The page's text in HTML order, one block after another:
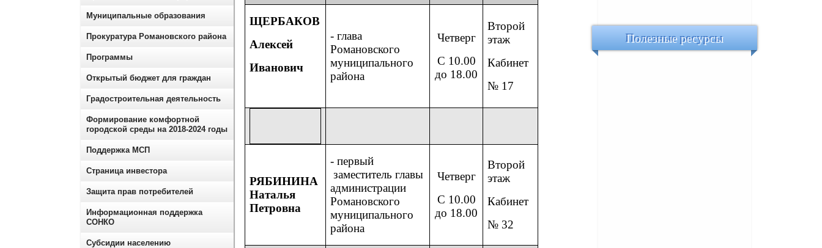
ЩЕРБАКОВ
Алексей
Иванович
- глава
Романовского
муниципального
района
Четверг
С 10.00
до 18.00
Второй
этаж
Кабинет
№ 17
РЯБИНИНА
Наталья
Петровна
- первый
заместитель главы
администрации
Романовского
муниципального
района
Четверг
С 10.00
до 18.00
Второй
этаж
Кабинет
№ 32
Муниципальные образования
Прокуратура Романовского района
Программы
Открытый бюджет для граждан
Градостроительная деятельность
Формирование комфортной
городской среды на 2018-2024 годы
Поддержка МСП
Страница инвестора
Защита прав потребителей
Информационная поддержка
СОНКО
Субсидии населению
Полезные ресурсы